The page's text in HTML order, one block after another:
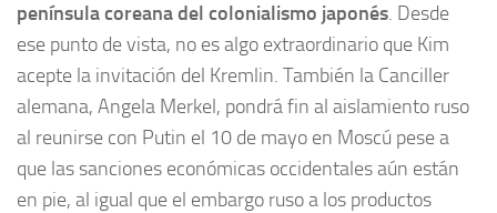
península coreana del colonialismo japonés. Desde
ese punto de vista, no es algo extraordinario que Kim
acepte la invitación del Kremlin. También la Canciller
alemana, Angela Merkel, pondrá fin al aislamiento ruso
al reunirse con Putin el 10 de mayo en Moscú pese a
que las sanciones económicas occidentales aún están
en pie, al igual que el embargo ruso a los productos